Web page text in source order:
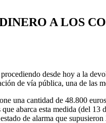
A LOS
desde hoy a la
de vía pública, una de las
una cantidad de 48.800
abarca esta medida (del
de alarma que